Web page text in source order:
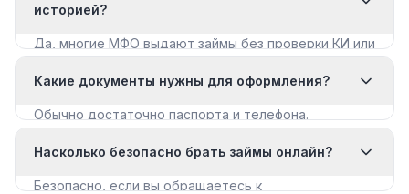
историей?
Да, многие МФО выдают займы без проверки КИ или
с плохой КИ».
Какие документы нужны для оформления?
Обычно достаточно паспорта и телефона.
документы для крупных сумм.
Насколько безопасно брать займы онлайн?
Безопасно, если вы обращаетесь к